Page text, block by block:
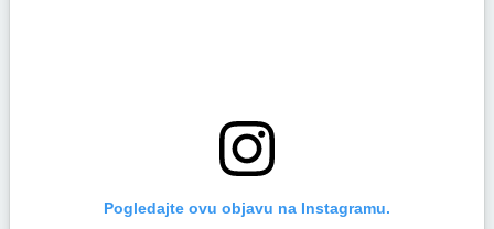
Pogledajte ovu objavu na Instagramu.